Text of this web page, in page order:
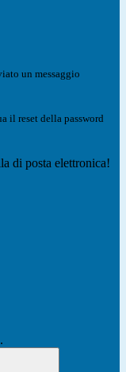
un messaggio
il reset della password
di posta elettronica!